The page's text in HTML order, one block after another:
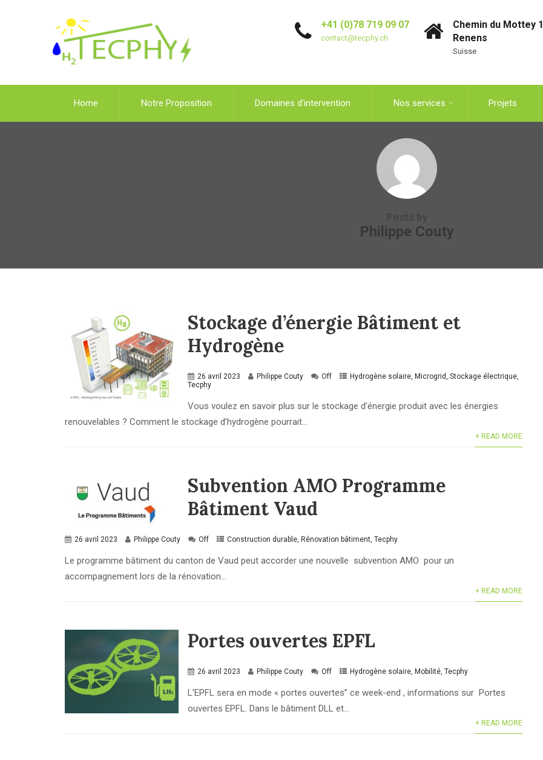
+41 (0)78 719 09 07
contact@tecphy.ch
Chemin du Mottey
Renens
Suisse
Home Notre Proposition Domaines d’intervention Nos services Projets
Philippe Couty
Stockage d’énergie Bâtiment et
Hydrogène
26 avril 2023 Philippe Couty Off Hydrogène solaire ,Microgrid ,Stockage électrique
Tecphy
Vous voulez en savoir plus sur le stockage d’énergie produit avec les énergies
renouvelables ? Comment le stockage d’hydrogène pourrait...
+ READ MORE
Subvention AMO Programme
Bâtiment Vaud
26 avril 2023 Philippe Couty Off Construction durable, Rénovation bâtiment, Tecphy
Le programme bâtiment du canton de Vaud peut accorder une nouvelle subvention AMO pour un
accompagnement lors de la rénovation...
+ READ MORE
Portes ouvertes EPFL
26 avril 2023 Philippe Couty Off Hydrogène solaire, Mobilité,Tecphy
L’EPFL sera en mode « portes ouvertes” ce week-end , informations sur Portes
ouvertes EPFL. Dans le bâtiment DLL et...
+ READ MORE